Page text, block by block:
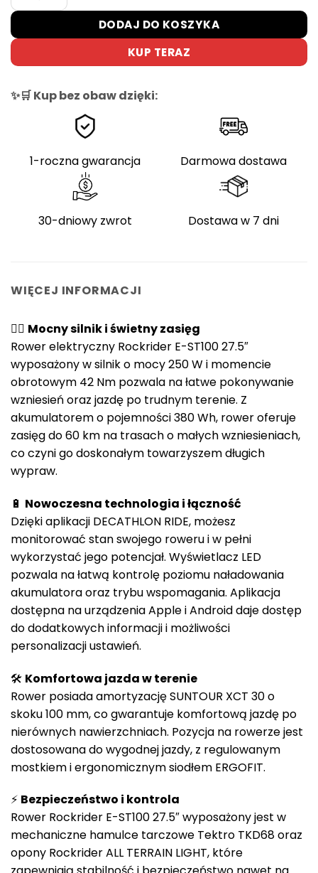
DODAJ DO KOSZYKA
KUP TERAZ
✨🛒 Kup bez obaw dzięki:
1-roczna gwarancja Darmowa dostawa
30-dniowy zwrot Dostawa w 7 dni
WIĘCEJ INFORMACJI
🚴‍♂️ Mocny silnik i świetny zasięg
Rower elektryczny Rockrider E-ST100 27.5″
wyposażony w silnik o mocy 250 W i momencie
obrotowym 42 Nm pozwala na łatwe pokonywanie
wzniesień oraz jazdę po trudnym terenie. Z
akumulatorem o pojemności 380 Wh, rower oferuje
zasięg do 60 km na trasach o małych wzniesieniach,
co czyni go doskonałym towarzyszem długich
wypraw.
🔋 Nowoczesna technologia i łączność
Dzięki aplikacji DECATHLON RIDE, możesz
monitorować stan swojego roweru i w pełni
wykorzystać jego potencjał. Wyświetlacz LED
pozwala na łatwą kontrolę poziomu naładowania
akumulatora oraz trybu wspomagania. Aplikacja
dostępna na urządzenia Apple i Android daje dostęp
do dodatkowych informacji i możliwości
personalizacji ustawień.
🛠️ Komfortowa jazda w terenie
Rower posiada amortyzację SUNTOUR XCT 30 o
skoku 100 mm, co gwarantuje komfortową jazdę po
nierównych nawierzchniach. Pozycja na rowerze jest
dostosowana do wygodnej jazdy, z regulowanym
mostkiem i ergonomicznym siodłem ERGOFIT.
⚡ Bezpieczeństwo i kontrola
Rower Rockrider E-ST100 27.5″ wyposażony jest w
mechaniczne hamulce tarczowe Tektro TKD68 oraz
opony Rockrider ALL TERRAIN LIGHT, które